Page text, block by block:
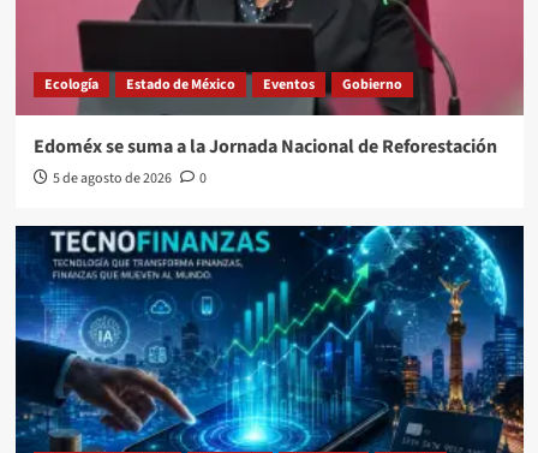
Ecología Estado de México Eventos Gobierno
Edoméx se suma a la Jornada Nacional de Reforestación
5 de agosto de 2026 0